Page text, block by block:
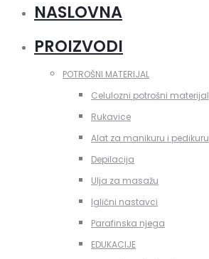
NASLOVNA
PROIZVODI
POTROŠNI MATERIJAL
Celulozni potrošni materijal
Rukavice
Alat za manikuru i pedikuru
Depilacija
Ulja za masažu
Iglični nastavci
Parafinska njega
EDUKACIJE